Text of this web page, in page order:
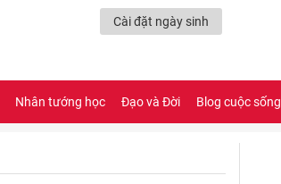
Cài đặt ngày sinh
Nhân tướng học Đạo và Đời Blog cuộc sống